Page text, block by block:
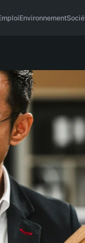
Environnement